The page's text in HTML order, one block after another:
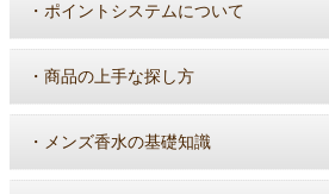
・ ポイントシステムについて
・ 商品の上手な探し方
・ メンズ香水の基礎知識